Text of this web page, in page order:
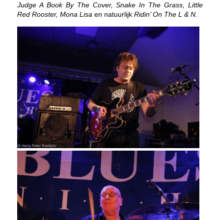
Judge A Book By The Cover, Snake In The Grass, Little
Red Rooster, Mona Lisa en natuurlijk Ridin’ On The L & N